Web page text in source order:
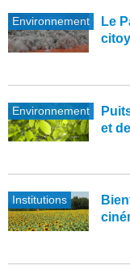
Environnement
Le
Environnement
et
Institutions